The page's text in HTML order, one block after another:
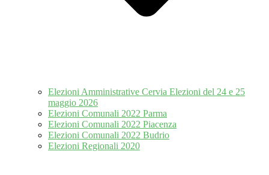
Elezioni Amministrative Cervia Elezioni del 24 e 25
maggio 2026
Elezioni Comunali 2022 Parma
Elezioni Comunali 2022 Piacenza
Elezioni Comunali 2022 Budrio
Elezioni Regionali 2020